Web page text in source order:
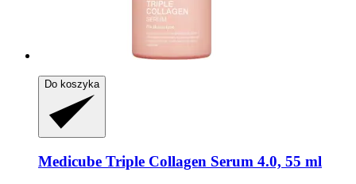
Do koszyka
Medicube Triple Collagen Serum 4.0, 55 ml